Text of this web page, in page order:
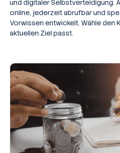
und digitaler Selbstverteidigung.
online, jederzeit abrufbar und
Vorwissen entwickelt. Wähle den
aktuellen Ziel passt.